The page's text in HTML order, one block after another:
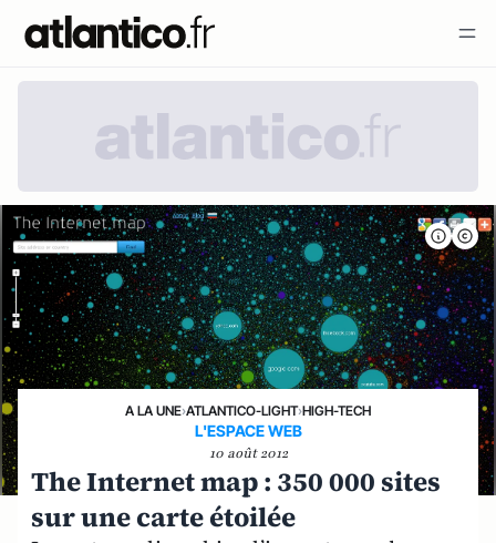
A LA UNE›ATLANTICO-LIGHT›HIGH-TECH
L'ESPACE WEB
10 août 2012
The Internet map : 350 000 sites
sur une carte étoilée